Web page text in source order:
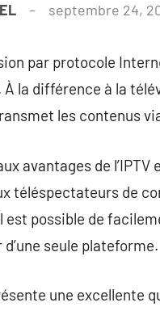
septembre 24,
par protocole
À la différence à la
les contenus
avantages de
téléspectateurs de
est possible de
seule plateforme.
une